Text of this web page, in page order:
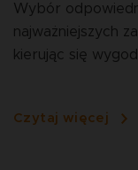
Wybór
najważniejszych
kierując się
wielu osób
Czytaj więcej